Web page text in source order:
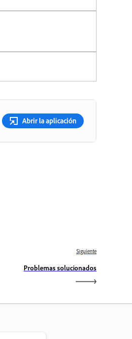
Abrir la aplicación
Siguiente
Problemas solucionados